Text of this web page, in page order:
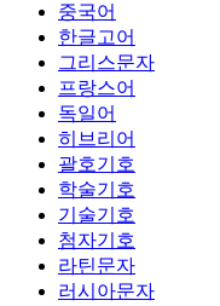
중국어
한글고어
그리스문자
프랑스어
독일어
히브리어
괄호기호
학술기호
기술기호
첨자기호
라틴문자
러시아문자